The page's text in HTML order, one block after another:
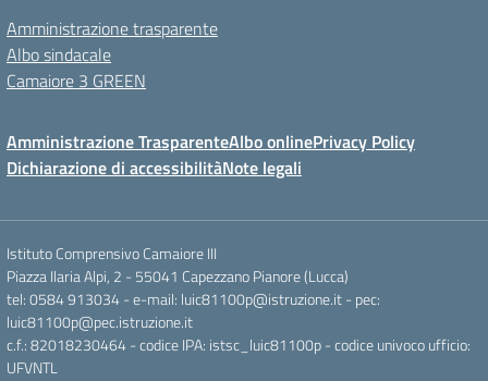
Amministrazione trasparente
Albo sindacale
Camaiore 3 GREEN
Amministrazione TrasparenteAlbo onlinePrivacy Policy
Dichiarazione di accessibilitàNote legali
Istituto Comprensivo Camaiore III
Piazza Ilaria Alpi, 2 - 55041 Capezzano Pianore (Lucca)
tel: 0584 913034 - e-mail: luic81100p@istruzione.it - pec:
luic81100p@pec.istruzione.it
c.f.: 82018230464 - codice IPA: istsc_luic81100p - codice univoco ufficio:
UFVNTL